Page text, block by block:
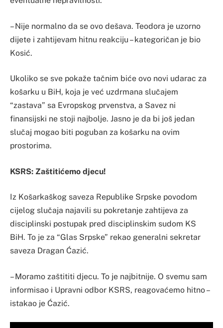
– Nije normalno da se ovo dešava. Teodora je uzorno
dijete i zahtijevam hitnu reakciju – kategoričan je bio
Kosić.
Ukoliko se sve pokaže tačnim biće ovo novi udarac za
košarku u BiH, koja je već uzdrmana slučajem
“zastava” sa Evropskog prvenstva, a Savez ni
finansijski ne stoji najbolje. Jasno je da bi još jedan
slučaj mogao biti poguban za košarku na ovim
prostorima.
KSRS: Zaštitićemo djecu!
Iz Košarkaškog saveza Republike Srpske povodom
cijelog slučaja najavili su pokretanje zahtijeva za
disciplinski postupak pred disciplinskim sudom KS
BiH. To je za “Glas Srpske” rekao generalni sekretar
saveza Dragan Ćazić.
– Moramo zaštititi djecu. To je najbitnije. O svemu sam
informisao i Upravni odbor KSRS, reagovaćemo hitno –
istakao je Ćazić.